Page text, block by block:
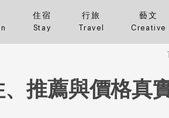
住宿
Stay
行旅
Travel
藝文
Creative
推薦與價格真